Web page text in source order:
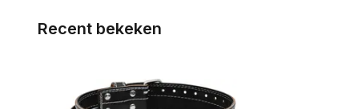
Recent bekeken